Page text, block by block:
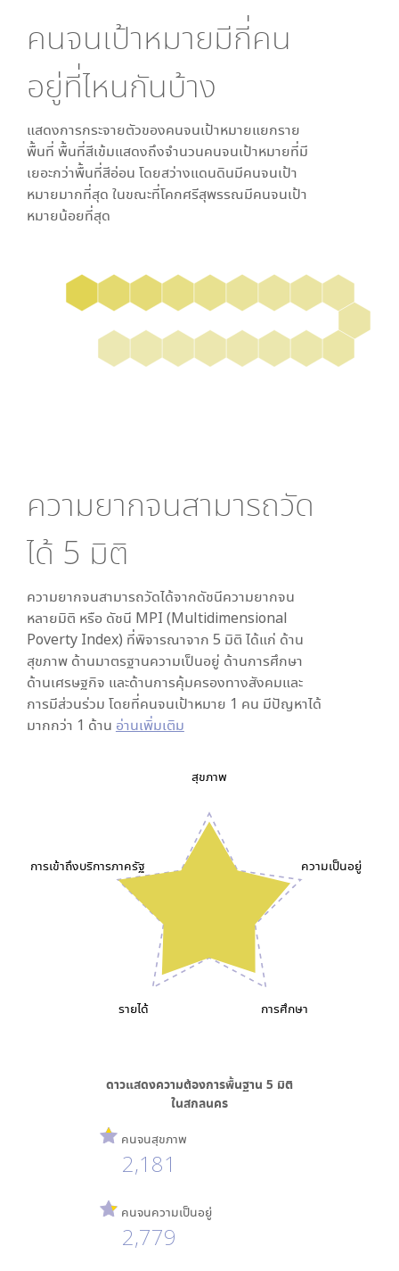
คนจนเป้าหมายมีกี่คน
อยู่ที่ไหนกันบ้าง
แสดงการกระจายตัวของคนจนเป้าหมายแยกราย
พื้นที่ พื้นที่สีเข้มแสดงถึงจำนวนคนจนเป้าหมายที่มี
เยอะกว่าพื้นที่สีอ่อน โดยสว่างแดนดินมีคนจนเป้า
หมายมากที่สุด ในขณะที่โคกศรีสุพรรณมีคนจนเป้า
หมายน้อยที่สุด
ความยากจนสามารถวัด
ได้ 5 มิติ
ความยากจนสามารถวัดได้จากดัชนีความยากจน
หลายมิติ หรือ ดัชนี MPI (Multidimensional
Poverty Index) ที่พิจารณาจาก 5 มิติ ได้แก่ ด้าน
สุขภาพ ด้านมาตรฐานความเป็นอยู่ ด้านการศึกษา
ด้านเศรษฐกิจ และด้านการคุ้มครองทางสังคมและ
การมีส่วนร่วม โดยที่คนจนเป้าหมาย 1 คน มีปัญหาได้
มากกว่า 1 ด้าน อ่านเพิ่มเติม
สุขภาพ
ความเป็นอยู่
การศึกษา
รายได้
การเข้าถึงบริการภาครัฐ
ดาวแสดงความต้องการพื้นฐาน 5 มิติ
ในสกลนคร
คนจนสุขภาพ
2,181
คนจนความเป็นอยู่
2,779